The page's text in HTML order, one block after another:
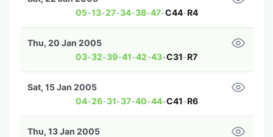
05-13-27-34-38-47-C44-R4
03-32-39-41-42-43-C31-R7
Thu, 20 Jan 2005
04-26-31-37-40-44-C41-R6
Sat, 15 Jan 2005
Thu, 13 Jan 2005